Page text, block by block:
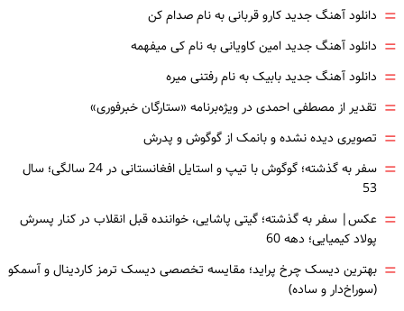
= دانلود آهنگ جدید کارو قربانی به نام صدام کن
= دانلود آهنگ جدید امین کاویانی به نام کی میفهمه
= دانلود آهنگ جدید بابیک به نام رفتنی میره
= تقدیر از مصطفی احمدی در ویژه‌برنامه «ستارگان خبرفوری»
= تصویری دیده نشده و بانمک از گوگوش و پدرش
=
سفر به گذشته؛ گوگوش با تیپ و استایل افغانستانی در 24 سالگی؛ سال
53
= عکس| سفر به گذشته؛ گیتی پاشایی، خواننده قبل انقلاب در کنار پسرش
پولاد کیمیایی؛ دهه 60
= بهترین دیسک چرخ پراید؛ مقایسه تخصصی دیسک ترمز کاردینال و آسمکو
(سوراخ‌دار و ساده)